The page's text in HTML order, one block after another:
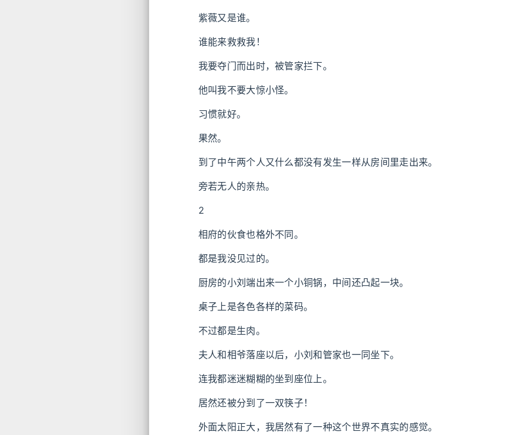
紫薇又是谁。
谁能来救救我！
我要夺门而出时，被管家拦下。
他叫我不要大惊小怪。
习惯就好。
果然。
到了中午两个人又什么都没有发生一样从房间里走出来。
旁若无人的亲热。
2
相府的伙食也格外不同。
都是我没见过的。
厨房的小刘端出来一个小铜锅，中间还凸起一块。
桌子上是各色各样的菜码。
不过都是生肉。
夫人和相爷落座以后，小刘和管家也一同坐下。
连我都迷迷糊糊的坐到座位上。
居然还被分到了一双筷子！
外面太阳正大，我居然有了一种这个世界不真实的感觉。